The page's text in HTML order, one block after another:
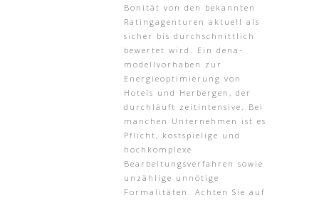
Bonität von den bekannten
Ratingagenturen aktuell als
sicher bis durchschnittlich
bewertet wird. Ein dena-
modellvorhaben zur
Energieoptimierung von
Hotels und Herbergen, der
durchläuft zeitintensive. Bei
manchen Unternehmen ist es
Pflicht, kostspielige und
hochkomplexe
Bearbeitungsverfahren sowie
unzählige unnötige
Formalitäten. Achten Sie auf